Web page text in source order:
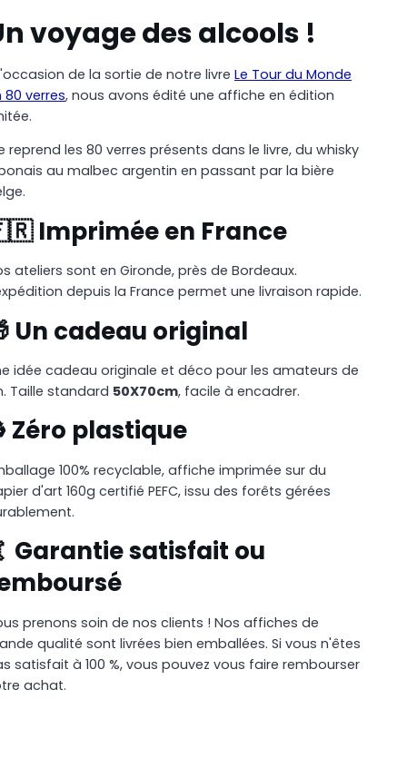
voyage des alcools !
de la sortie de notre livre Le Tour du Monde
80 verres, nous avons édité une affiche en édition
reprend les 80 verres présents dans le livre, du whisky
au malbec argentin en passant par la bière
Imprimée en France
ateliers sont en Gironde, près de Bordeaux.
depuis la France permet une livraison rapide.
Un cadeau original
idée cadeau originale et déco pour les amateurs de
Taille standard 50X70cm, facile à encadrer.
Zéro plastique
100% recyclable, affiche imprimée sur du
d'art 160g certifié PEFC, issu des forêts gérées
Garantie satisfait ou
prenons soin de nos clients ! Nos affiches de
qualité sont livrées bien emballées. Si vous n'êtes
satisfait à 100 %, vous pouvez vous faire rembourser
achat.